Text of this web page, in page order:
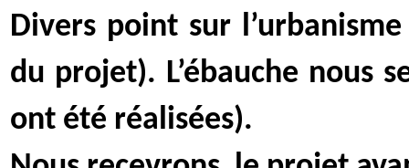
Divers point sur
du projet). L’ébauche nous
ont été réalisées).